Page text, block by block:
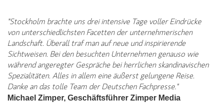
"Stockholm brachte uns drei intensive Tage voller Eindrücke
von unterschiedlichsten Facetten der unternehmerischen
Landschaft. Überall traf man auf neue und inspirierende
Sichtweisen. Bei den besuchten Unternehmen genauso wie
während angeregter Gespräche bei herrlichen skandinavischen
Spezialitäten. Alles in allem eine äußerst gelungene Reise.
Danke an das tolle Team der Deutschen Fachpresse."
Michael Zimper, Geschäftsführer Zimper Media